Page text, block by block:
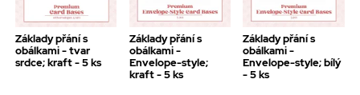
Základy přání s
obálkami - tvar
srdce; kraft - 5 ks
Základy přání s
obálkami -
Envelope-style;
kraft - 5 ks
Základy přání s
obálkami -
Envelope-style; bílý
- 5 ks